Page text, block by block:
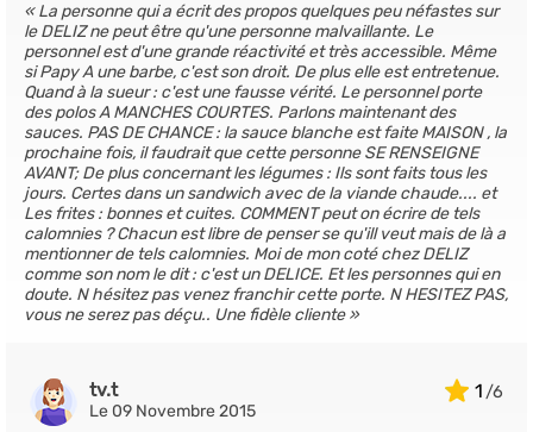
La personne qui a écrit des propos quelques peu néfastes sur
le DELIZ ne peut être qu'une personne malvaillante. Le
personnel est d'une grande réactivité et très accessible. Même
si Papy A une barbe, c'est son droit. De plus elle est entretenue.
Quand à la sueur : c'est une fausse vérité. Le personnel porte
des polos A MANCHES COURTES. Parlons maintenant des
sauces. PAS DE CHANCE : la sauce blanche est faite MAISON , la
prochaine fois, il faudrait que cette personne SE RENSEIGNE
AVANT; De plus concernant les légumes : Ils sont faits tous les
jours. Certes dans un sandwich avec de la viande chaude.... et
Les frites : bonnes et cuites. COMMENT peut on écrire de tels
calomnies ? Chacun est libre de penser se qu'ill veut mais de là a
mentionner de tels calomnies. Moi de mon coté chez DELIZ
comme son nom le dit : c'est un DELICE. Et les personnes qui en
doute. N hésitez pas venez franchir cette porte. N HESITEZ PAS,
vous ne serez pas déçu.. Une fidèle cliente
1
tv.t
Le 09 Novembre 2015